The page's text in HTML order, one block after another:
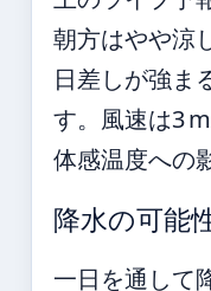
朝方はやや涼
日差しが強ま
す。風速は3
体感温度への
降水の可能
一日を通して